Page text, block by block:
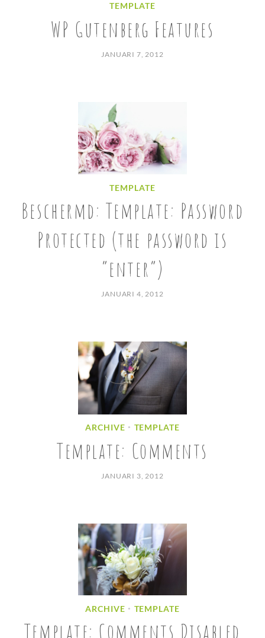
TEMPLATE
WP Gutenberg Features
JANUARI 7, 2012
TEMPLATE
Beschermd: Template: Password
Protected (the password is
“enter”)
JANUARI 4, 2012
ARCHIVE • TEMPLATE
Template: Comments
JANUARI 3, 2012
ARCHIVE • TEMPLATE
Template: Comments Disabled